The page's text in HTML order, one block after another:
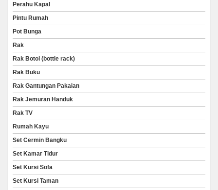
Perahu Kapal
Pintu Rumah
Pot Bunga
Rak
Rak Botol (bottle rack)
Rak Buku
Rak Gantungan Pakaian
Rak Jemuran Handuk
Rak TV
Rumah Kayu
Set Cermin Bangku
Set Kamar Tidur
Set Kursi Sofa
Set Kursi Taman